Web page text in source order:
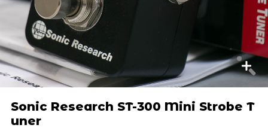
Sonic Research ST-300 Mini Strobe T
uner